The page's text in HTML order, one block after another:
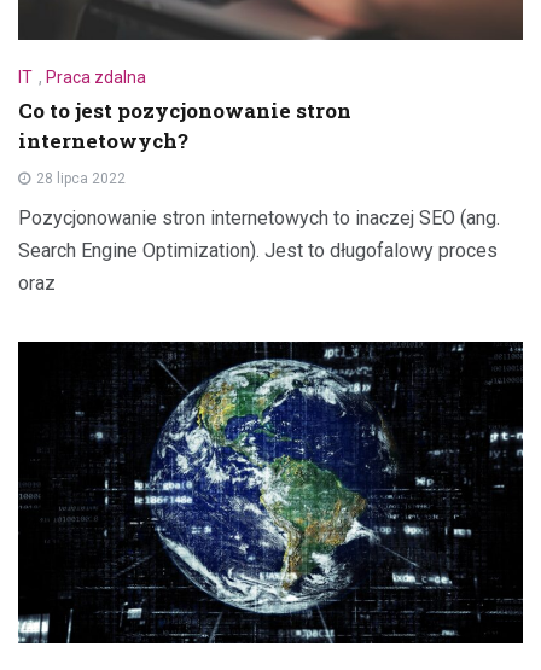
IT , Praca zdalna
Co to jest pozycjonowanie stron
internetowych?
28 lipca 2022
Pozycjonowanie stron internetowych to inaczej SEO (ang.
Search Engine Optimization). Jest to długofalowy proces
oraz